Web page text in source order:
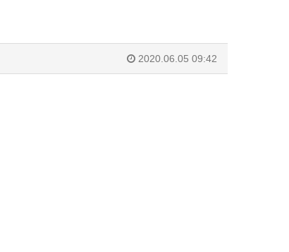
2020.06.05 09:42